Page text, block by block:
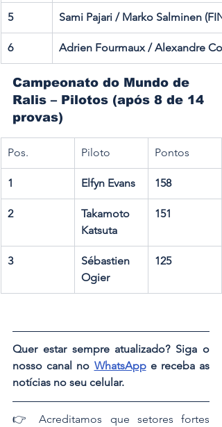
5 Sami Pajari / Marko Salminen (FIN)
6 Adrien Fourmaux / Alexandre
Campeonato do Mundo de
Ralis – Pilotos (após 8 de 14
provas)
Pos. Piloto Pontos
1 Elfyn Evans 158
2
Takamoto
Katsuta
151
3
Sébastien
Ogier
125
Quer estar sempre atualizado? Siga o
nosso canal no WhatsApp e receba as
notícias no seu celular.
👉 ​Acreditamos que setores fortes